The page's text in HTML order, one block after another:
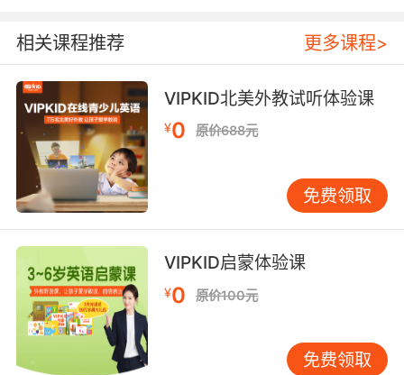
innovation（颠覆性创新）”等词汇，精准描述人
工智能对就业市场的冲击与变革，相较于通俗表
述，更能彰显对议题的深刻理解。 语句结构上，
长短句错落有致方能尽显节奏感与表现力。简短
有力的短句适于抛出犀利观点，如“AI is not a
job slayer; it’s a job transformer.（人工智能非
岗位杀手，实为岗位转型器）”干净利落地表明立
场。而长句则可细腻阐述复杂逻辑，“In the
where numerous repetitive tasks are being
automated, it is imperative for the labor force
to acquire new skills and embrace continuous
learning, otherwise they will be left behind in
the fierce competition of the job market.（在
人工智能飞速发展的背景下，众多重复性任务实
相关课程推荐 更多课程>
VIPKID北美外教试听体验课
¥0 原价688元
免费领取
VIPKID启蒙体验课
¥0 原价100元
免费领取